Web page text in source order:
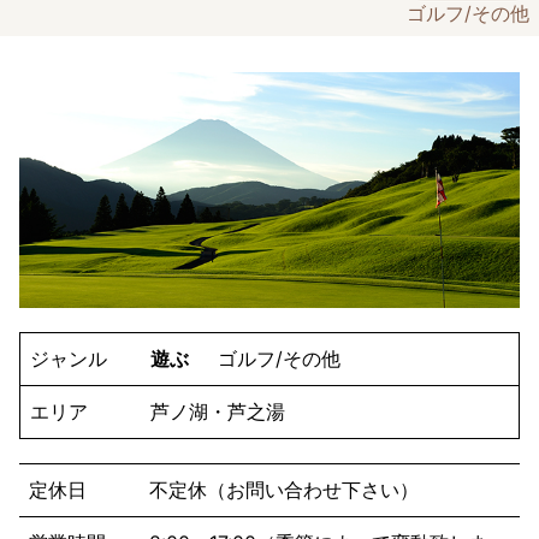
ゴルフ/その他
ジャンル 遊ぶ ゴルフ/その他
エリア 芦ノ湖・芦之湯
定休日 不定休（お問い合わせ下さい）